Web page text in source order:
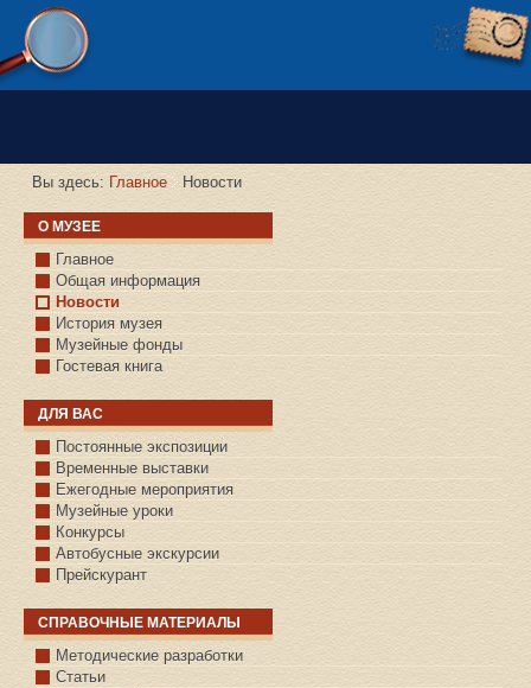
Версия сайта для слабовидящих
Вы здесь: Главное Новости
О МУЗЕЕ
Главное
Общая информация
Новости
История музея
Музейные фонды
Гостевая книга
ДЛЯ ВАС
Постоянные экспозиции
Временные выставки
Ежегодные мероприятия
Музейные уроки
Конкурсы
Автобусные экскурсии
Прейскурант
СПРАВОЧНЫЕ МАТЕРИАЛЫ
Методические разработки
Статьи